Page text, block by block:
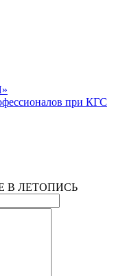
при КГС
В ЛЕТОПИСЬ